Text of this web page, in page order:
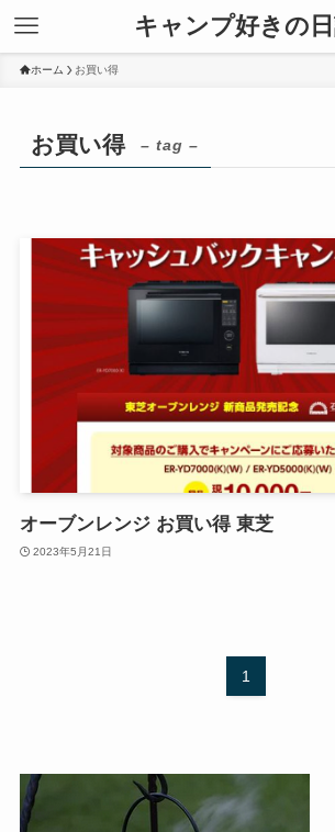
キャンプ好きの
ホーム お買い得
お買い得 – tag –
オーブンレンジ お買い得 東芝
2023年5月21日
1